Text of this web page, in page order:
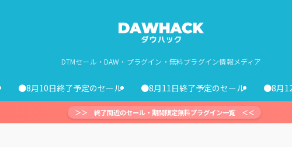
DTMセール・DAW・プラグイン・無料プラグイン情報メディア
●8月10日終了予定のセール ●8月11日終了予定のセール ●8月
＞＞ 終了間近のセール・期間限定無料プラグイン一覧 ＜＜